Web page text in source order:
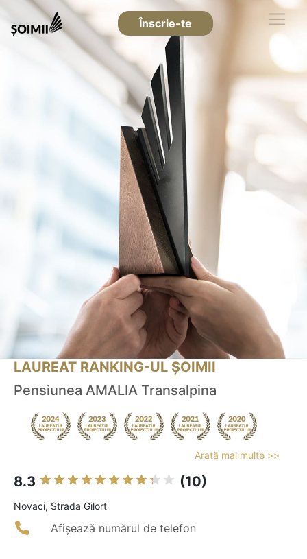
Înscrie-te
LAUREAT RANKING-UL ȘOIMII
Pensiunea AMALIA Transalpina
Arată mai multe >>
8.3 (10)
Novaci, Strada Gilort
Afișează numărul de telefon